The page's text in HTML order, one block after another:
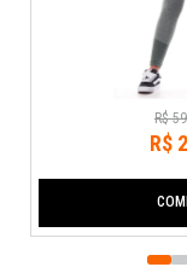
R$ 59
R$